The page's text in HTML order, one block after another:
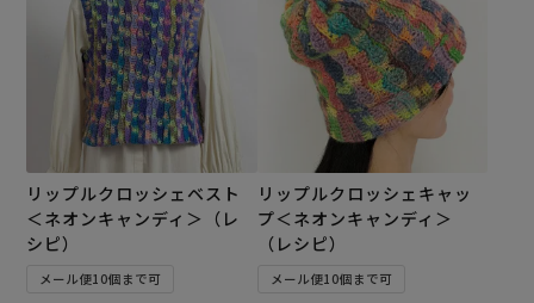
リップルクロッシェベスト
＜ネオンキャンディ＞（レ
シピ）
メール便10個まで可
リップルクロッシェキャッ
プ＜ネオンキャンディ＞
（レシピ）
メール便10個まで可